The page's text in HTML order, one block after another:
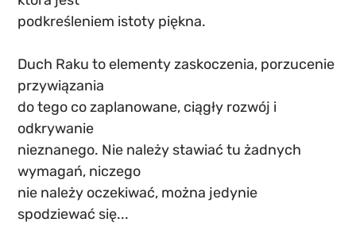
podkreśleniem istoty piękna.
Duch Raku to elementy zaskoczenia, porzucenie
przywiązania
do tego co zaplanowane, ciągły rozwój i
odkrywanie
nieznanego. Nie należy stawiać tu żadnych
wymagań, niczego
nie należy oczekiwać, można jedynie
spodziewać się...